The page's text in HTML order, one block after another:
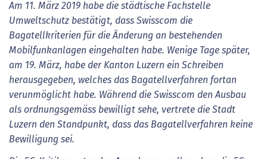
Am 11. März 2019 habe die städtische Fachstelle
Umweltschutz bestätigt, dass Swisscom die
Bagatellkriterien für die Änderung an bestehenden
Mobilfunkanlagen eingehalten habe. Wenige Tage später,
am 19. März, habe der Kanton Luzern ein Schreiben
herausgegeben, welches das Bagatellverfahren fortan
verunmöglicht habe. Während die Swisscom den Ausbau
als ordnungsgemäss bewilligt sehe, vertrete die Stadt
Luzern den Standpunkt, dass das Bagatellverfahren keine
Bewilligung sei.